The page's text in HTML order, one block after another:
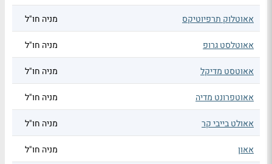
אאוטלוק תרפיוטיקס מניה חו"ל
אאוטלסט גרופ מניה חו"ל
אאוטסט מדיקל מניה חו"ל
אאוטפרונט מדיה מניה חו"ל
אאולט בייבי קר מניה חו"ל
אאון מניה חו"ל